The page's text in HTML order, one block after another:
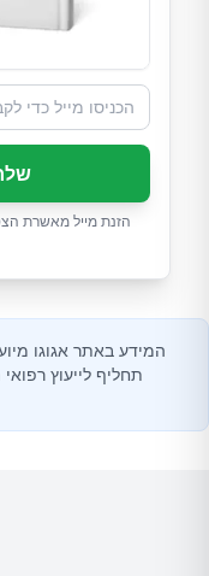
הזנת מייל מאשרת
המידע באתר אגוגו
תחליף לייעוץ